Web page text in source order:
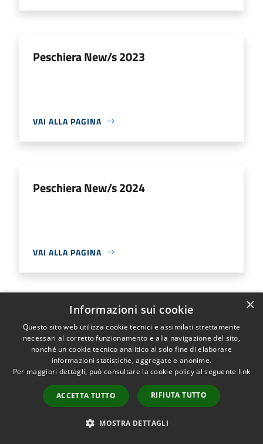
Peschiera New/s 2023
VAI ALLA PAGINA
Peschiera New/s 2024
VAI ALLA PAGINA
Peschiera New/s 2026
Peschiera New/s 2026
VAI ALLA PAGINA
×
Informazioni sui cookie
Questo sito web utilizza cookie tecnici e assimilati strettamente
necessari al corretto funzionamento e alla navigazione del sito,
nonché un cookie tecnico analitico al solo fine di elaborare
informazioni statistiche, aggregate e anonime.
Per maggiori dettagli, può consultare la cookie policy al seguente link
ACCETTA TUTTO RIFIUTA TUTTO
MOSTRA DETTAGLI